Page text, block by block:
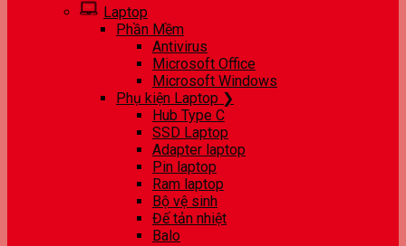
Laptop
Phần Mềm
Antivirus
Microsoft Office
Microsoft Windows
Phụ kiện Laptop ❯
Hub Type C
SSD Laptop
Adapter laptop
Pin laptop
Ram laptop
Bộ vệ sinh
Đế tản nhiệt
Balo